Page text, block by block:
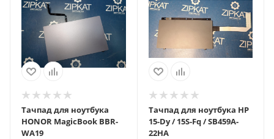
Тачпад для ноутбука
HONOR MagicBook BBR-
WA19
Тачпад для ноутбука HP
15-Dy / 15S-Fq / SB459A-
22HA